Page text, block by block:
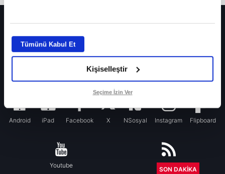
Tümünü Kabul Et
Kişiselleştir
Seçime İzin Ver
Fenerbahçe’de sürpriz ayrılık ihtimali! Devre arasında gelmişti
Fenerbahçe’nin yeni transferi Mason Greenwood için olay sözler!
Galatasaray’da rota yeniden Thiago Almada!
Android iPad Facebook X NSosyal Instagram Flipboard
Youtube RSS
SON DAKİKA